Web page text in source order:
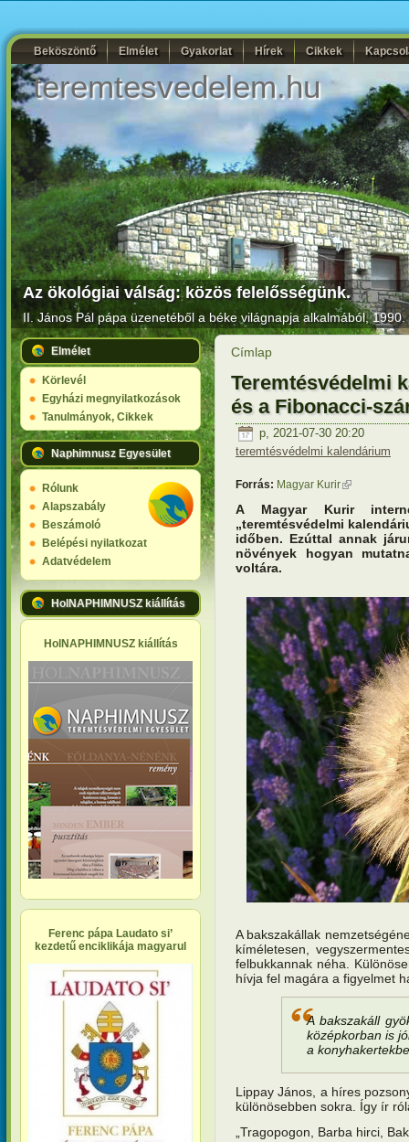
Beköszöntő Elmélet Gyakorlat Hírek Cikkek
teremtesvedelem.hu
Az ökológiai válság: közös felelősségünk.
II. János Pál pápa üzenetéből a béke világnapja alkalmából,
Elmélet
Körlevél
Egyházi megnyilatkozások
Tanulmányok, Cikkek
Naphimnusz Egyesület
Rólunk
Alapszabály
Beszámoló
Belépési nyilatkozat
Adatvédelem
HolNAPHIMNUSZ kiállítás
HolNAPHIMNUSZ kiállítás
Ferenc pápa Laudato si’
kezdetű enciklikája magyarul
Címlap
Teremtésvédelmi
és a Fibonacci-
p, 2021-07-30 20:20
teremtésvédelmi kalendárium
Forrás: Magyar Kurir(külső
A Magyar Kurir
„teremtésvédelmi
időben. Ezúttal annak
növények hogyan
voltára.
A bakszakállak
kíméletesen,
felbukkannak néha.
hívja fel magára a figyelmet
A bakszakáll
középkorban is
a
Lippay János, a híres
különösebben sokra. Így ír
„Tragopogon, Barba hirci,